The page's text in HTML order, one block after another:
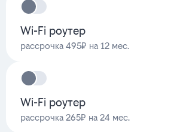
Wi-Fi роутер
рассрочка 495₽ на 12 мес.
Wi-Fi роутер
рассрочка 265₽ на 24 мес.